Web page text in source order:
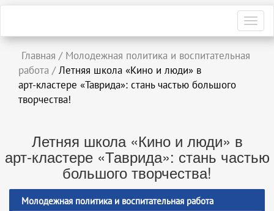
Главная / Молодежная политика и воспитательная
работа / Летняя школа «Кино и люди» в
арт‑кластере «Таврида»: стань частью большого
творчества!
Летняя школа «Кино и люди» в
арт‑кластере «Таврида»: стань частью
большого творчества!
Молодежная политика и воспитательная работа